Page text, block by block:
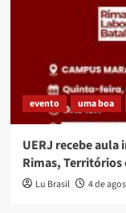
evento uma boa
UERJ recebe
Rimas, Territórios
Lu Brasil 4 de